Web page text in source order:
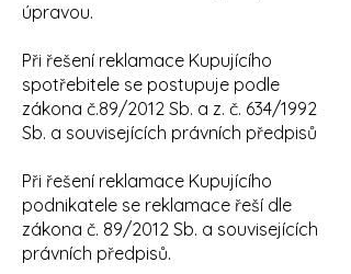
úpravou.
Při řešení reklamace Kupujícího
spotřebitele se postupuje podle
zákona č.89/2012 Sb. a z. č. 634/1992
Sb. a souvisejících právních předpisů
Při řešení reklamace Kupujícího
podnikatele se reklamace řeší dle
zákona č. 89/2012 Sb. a souvisejících
právních předpisů.